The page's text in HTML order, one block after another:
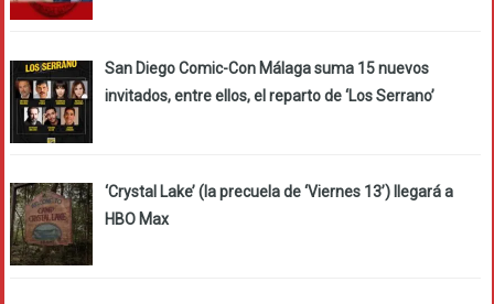
San Diego Comic-Con Málaga suma 15 nuevos
invitados, entre ellos, el reparto de ‘Los Serrano’
‘Crystal Lake’ (la precuela de ‘Viernes 13’) llegará a
HBO Max